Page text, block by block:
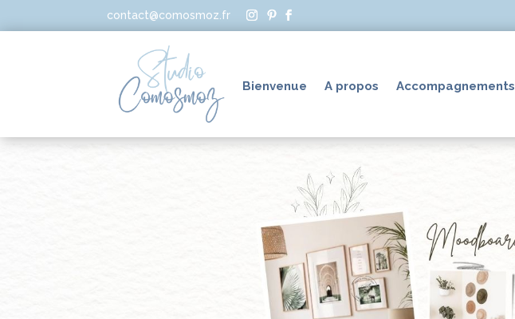
contact@comosmoz.fr
Bienvenue A propos Accompagnements